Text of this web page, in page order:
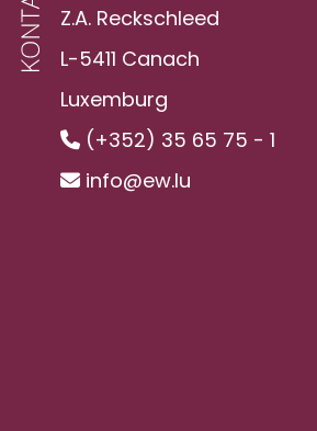
Z.A. Reckschleed
L-5411 Canach
Luxemburg
(+352) 35 65 75 - 1
info@ew.lu